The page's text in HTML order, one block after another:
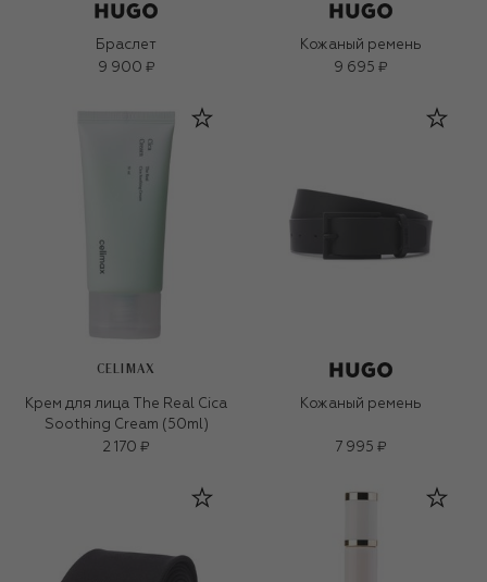
Браслет
9 900 ₽
Кожаный ремень
9 695 ₽
CELIMAX
Крем для лица The Real Cica
Soothing Cream (50ml)
2 170 ₽
Кожаный ремень
7 995 ₽